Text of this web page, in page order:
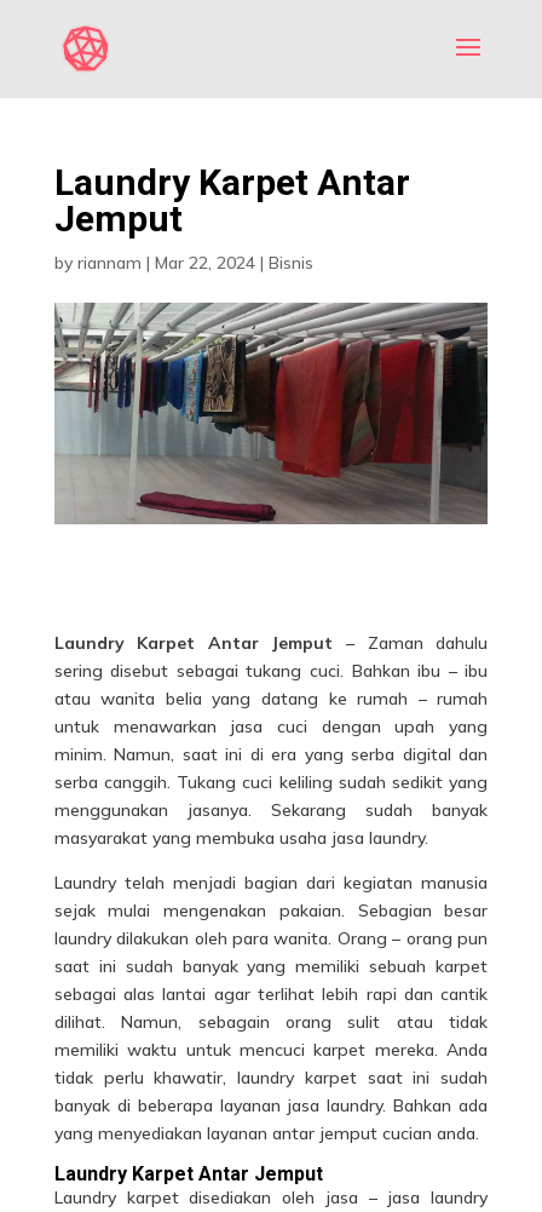
Laundry Karpet Antar
Jemput
by riannam | Mar 22, 2024| Bisnis
Laundry Karpet Antar Jemput – Zaman dahulu
sering disebut sebagai tukang cuci. Bahkan ibu – ibu
atau wanita belia yang datang ke rumah – rumah
untuk menawarkan jasa cuci dengan upah yang
minim. Namun, saat ini di era yang serba digital dan
serba canggih. Tukang cuci keliling sudah sedikit yang
menggunakan jasanya. Sekarang sudah banyak
masyarakat yang membuka usaha jasa laundry.
Laundry telah menjadi bagian dari kegiatan manusia
sejak mulai mengenakan pakaian. Sebagian besar
laundrydilakukan oleh para wanita. Orang – orang pun
saat ini sudah banyak yang memiliki sebuah karpet
sebagai alas lantai agar terlihat lebih rapi dan cantik
dilihat. Namun, sebagain orang sulit atau tidak
memiliki waktu untuk mencuci karpet mereka. Anda
tidak perlu khawatir, laundry karpet saat ini sudah
banyak di beberapa layanan jasa laundry. Bahkan ada
yang menyediakan layanan antar jemput cucian anda.
Laundry Karpet Antar Jemput
Laundry karpet disediakan oleh jasa – jasa laundry